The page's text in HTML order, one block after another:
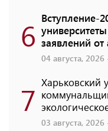
6 Вступление-
заявлений от
04 августа,
7 Харьковский
03 августа,